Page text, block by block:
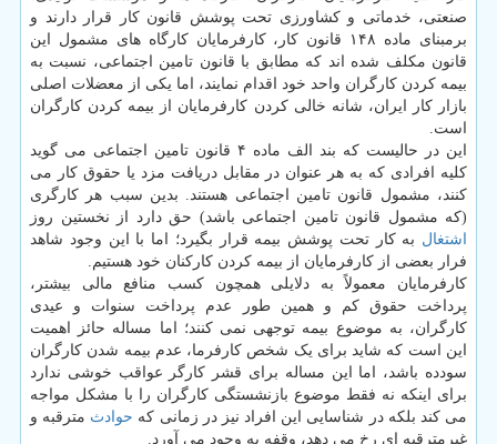
صنعتی، خدماتی و کشاورزی تحت پوشش قانون کار قرار دارند و
برمبنای ماده ۱۴۸ قانون کار، کارفرمایان کارگاه های مشمول این
قانون مکلف شده اند که مطابق با قانون تامین اجتماعی، نسبت به
بیمه کردن کارگران واحد خود اقدام نمایند، اما یکی از معضلات اصلی
بازار کار ایران، شانه خالی کردن کارفرمایان از بیمه کردن کارگران
است.
این در حالیست که بند الف ماده ۴ قانون تامین اجتماعی می گوید
کلیه افرادی که به هر عنوان در مقابل دریافت مزد یا حقوق کار می
کنند، مشمول قانون تامین اجتماعی هستند. بدین سبب هر کارگری
(که مشمول قانون تامین اجتماعی باشد) حق دارد از نخستین روز
اشتغال به کار تحت پوشش بیمه قرار بگیرد؛ اما با این وجود شاهد
فرار بعضی از کارفرمایان از بیمه کردن کارکنان خود هستیم.
کارفرمایان معمولاً به دلایلی همچون کسب منافع مالی بیشتر،
پرداخت حقوق کم و همین طور عدم پرداخت سنوات و عیدی
کارگران، به موضوع بیمه توجهی نمی کنند؛ اما مساله حائز اهمیت
این است که شاید برای یک شخص کارفرما، عدم بیمه شدن کارگران
سودده باشد، اما این مساله برای قشر کارگر عواقب خوشی ندارد
برای اینکه نه فقط موضوع بازنشستگی کارگران را با مشکل مواجه
می کند بلکه در شناسایی این افراد نیز در زمانی که حوادث مترقبه و
غیرمترقبه ای رخ می دهد، وقفه به وجود می آورد.